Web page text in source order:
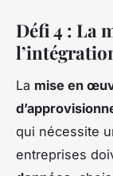
Défi 4 : La
La mise en
qui nécessite
entreprises